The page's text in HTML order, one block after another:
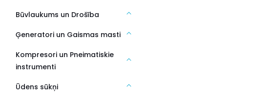
Būvlaukums un Drošība
Ģeneratori un Gaismas masti
Kompresori un Pneimatiskie
instrumenti
Ūdens sūkņi